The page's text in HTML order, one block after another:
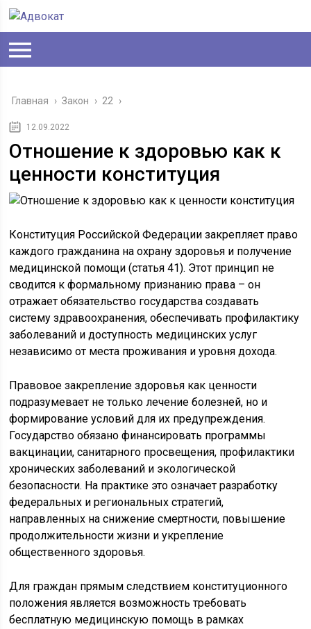
Главная › Закон › 22 ›
12.09.2022
Отношение к здоровью как к
ценности конституция
Конституция Российской Федерации закрепляет право
каждого гражданина на охрану здоровья и получение
медицинской помощи (статья 41). Этот принцип не
сводится к формальному признанию права – он
отражает обязательство государства создавать
систему здравоохранения, обеспечивать профилактику
заболеваний и доступность медицинских услуг
независимо от места проживания и уровня дохода.
Правовое закрепление здоровья как ценности
подразумевает не только лечение болезней, но и
формирование условий для их предупреждения.
Государство обязано финансировать программы
вакцинации, санитарного просвещения, профилактики
хронических заболеваний и экологической
безопасности. На практике это означает разработку
федеральных и региональных стратегий,
направленных на снижение смертности, повышение
продолжительности жизни и укрепление
общественного здоровья.
Для граждан прямым следствием конституционного
положения является возможность требовать
бесплатную медицинскую помощь в рамках